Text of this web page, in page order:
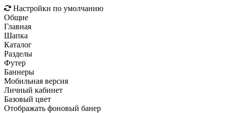
Настройки по умолчанию
Общие
Главная
Шапка
Каталог
Разделы
Футер
Баннеры
Мобильная версия
Личный кабинет
Базовый цвет
Отображать фоновый банер